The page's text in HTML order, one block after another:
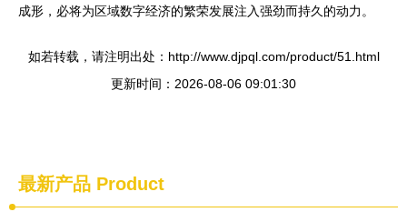
成形，必将为区域数字经济的繁荣发展注入强劲而持久的动力。
如若转载，请注明出处：http://www.djpql.com/product/51.html
更新时间：2026-08-06 09:01:30
最新产品 Product